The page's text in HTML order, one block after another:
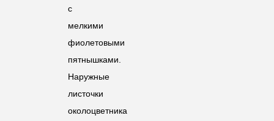
с
мелкими
фиолетовыми
пятнышками.
Наружные
листочки
околоцветника